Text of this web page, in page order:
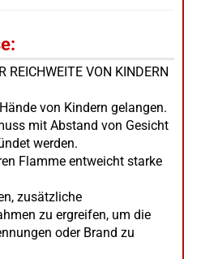
REICHWEITE VON KINDERN
von Kindern gelangen.
mit Abstand von Gesicht
werden.
Flamme entweicht starke
zusätzliche
zu ergreifen, um die
oder Brand zu